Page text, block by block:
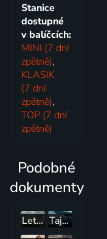
Stanice
dostupné
v balíčcích:
MINI (7 dní
zpětně),
KLASIK
(7 dní
zpětně),
TOP (7 dní
zpětně)
Podobné
dokumenty
Letecké katastrofy
Tajemství Velkých jezer